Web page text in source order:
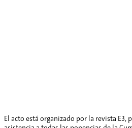
El acto está organizado por la revista E3,